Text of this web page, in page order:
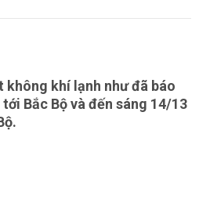
khí lạnh như đã báo
Bắc Bộ và đến sáng 14/13